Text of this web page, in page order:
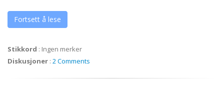
Fortsett å lese
Stikkord : Ingen merker
Diskusjoner : 2 Comments